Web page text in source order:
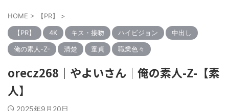
HOME > 【PR】 >
【PR】 4K キス・接吻 ハイビジョン
中出し
俺の素人-Z-
清楚 童貞 職業色々
orecz268｜やよいさん｜俺の素人-Z-【素
人】
2025年9月20日